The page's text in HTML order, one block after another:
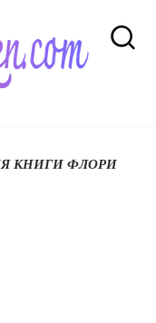
КНИГИ ФЛОРИ